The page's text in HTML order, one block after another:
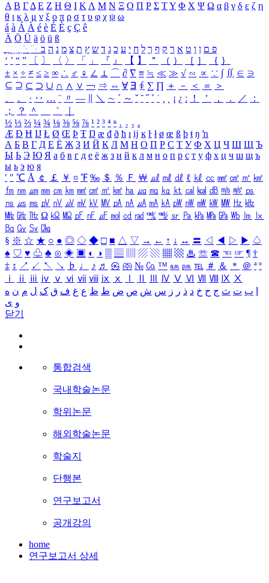
Α Β ΓΔ Ε Ζ Η Θ Ι ΚΛ Μ Ν Ξ Ο Π Ρ Σ ΤΥ Φ Χ Ψ Ω α β γ δ ε ζ η
θ ι κ λ μ ν ξ ο π ρ σ τ υ φ χ ψ ω
á à Á À é è É È ç Ç ê
Ä Ö Ü ä ö ü ß
ִֶֹ ֻּ ׁׂ פ ם ן ו ט א ר ק ף ך ל ח י ע כ ג ד ש ץ ת צ מ נ ה ב
‘ ’ “ ” 〔 〕 〈 〉 「 」 『 』 【 】 ＂ （ ） ［ ］ ｛ ｝
± × ÷ ≠ ≤ ≥ ∞ ∴ ♂ ♀ ∠ ⊥ ⌒ ∂ ∇ ≡ ≒ ≪ ≫ √ ∽ ∝ ∵ ∫ ∬ ∈ ∋
⊆ ⊇ ⊂ ⊃ ∪ ∩ ∧ ∨ ￢ ⇒ ⇔ ∀ ∃ ∮ ∑ ∏ ＋ － ＜ ＝
＞
、
。 · ‥ … ¨ 〃 ― ＼ ∼ ´ ～ ˇ ˘ ˝ ˚ ˙ ¸ ¡ ¿ ː ！ ＇ ， ． ／
：
；
？ ＾ ｀
½ ⅓ ⅔ ¼ ¾ ⅛ ⅜ ⅝ ⅞ ¹ ² ³ ⁴ ⁿ ₁ ₂ ₃ ₄
Æ Ð Ħ Ĳ Ł Ø Œ Þ Ŧ Ŋ æ đ ð ħ ı ĳ ĸ ŀ ł ø œ ß þ ŧ ŋ ŉ
А Б В Г Д Е Ё Ж З И Й К Л М Н О П Р С Т У Ф Х Ц Ч Ш Щ Ъ
Ы Ь Э Ю Я а б в г д е ё ж з и й к л м н о п р с т у ф х ц ч ш щ ъ
ы ь э ю я
′ ″ ℃ Å ￠ ￡ ￥ ¤ ℉ ‰ ＄ ％ Ｆ ￦ ㎕ ㎖ ㎗ ℓ ㎘ ㏄ ㎣ ㎤ ㎥ ㎦
㎙ ㎚ ㎛ ㎜ ㎝ ㎞ ㎟ ㎠ ㎡ ㎢ ㏊ ㎍ ㎎ ㎏ ㏏ ㎈ ㎉ ㏈ ㎧ ㎨ ㎰
㎱ ㎲ ㎳ ㎴ ㎵ ㎶ ㎷ ㎸ ㎹ ㎀ ㎁ ㎂ ㎃ ㎄ ㎺ ㎻ ㎽ ㎾ ㎿ ㎐ ㎑
㎒ ㎓ ㎔ Ω ㏀ ㏁ ㎊ ㎋ ㎌ ㏖ ㏅ ㎭ ㎮ ㎯ ㏛ ㎩ ㎪ ㎫ ㎬ ㏝ ㏐
㏓
㏃ ㏉ ㏜ ㏆
§ ※ ☆ ★ ○ ● ◎ ◇ ◆ □ ■ △ ▽ → ← ↑ ↓ ↔ 〓 ◁ ◀ ▷ ▶ ♤
♠ ♡ ♥ ♧ ♣ ⊙ ◈ ▣ ◐ ◑ ▒ ▤ ▨ ▧ ▦ ▩ ♨ ☏ ☎ ☜ ☞ ¶ †
‡ ↕ ↗ ↙ ↖ ↘ ♭ ♩ ♪ ♬ ㉿ ㈜ № ㏇ ™ ㏂ ㏘ ℡ ＃ ＆ ＊ ＠ ª º
ⅰ
ⅱ ⅲ ⅳ ⅴ ⅵ ⅶ ⅷ ⅸ ⅹ Ⅳ Ⅴ Ⅵ Ⅶ Ⅷ Ⅸ Ⅹ
ب ت ث ج ح خ د ذ ر ز س ش ص ض ط ظ ع غ ف ق ک ل م ن ه
و ی
닫기
통합검색
국내학술논문
학위논문
해외학술논문
학술지
단행본
연구보고서
공개강의
home
연구보고서 상세